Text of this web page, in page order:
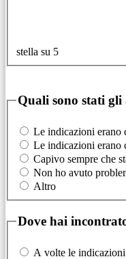
stella su 5
Quali sono stati gli
Le indicazioni erano
Le indicazioni erano
Capivo sempre che
Non ho avuto
Altro
Dove hai
A volte le